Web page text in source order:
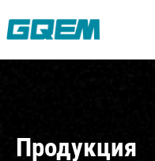
Продукция